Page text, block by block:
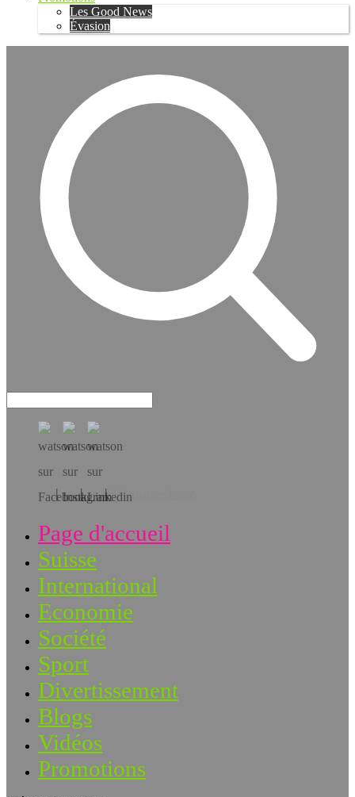
Les Good News
Évasion
Téléchargez l’app!
Page d'accueil
Suisse
International
Economie
Société
Sport
Divertissement
Blogs
Vidéos
Promotions